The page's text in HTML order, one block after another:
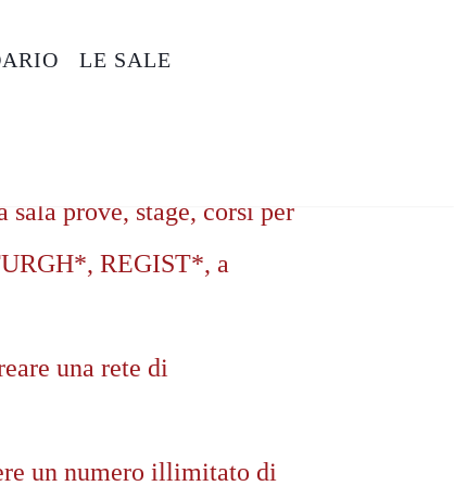
LE SALE
prove, stage, corsi per
REGIST*, a
una rete di
un numero illimitato di